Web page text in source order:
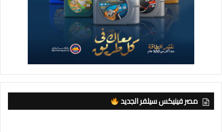
مؤتمرات جماهيرية لمساعدة تلك الأسر وتشجيعهم على العمل
والإنتاج من خلال توفير قروض بفوائد بسيطة لتنفيذ وحدات إنتاجية
وتسويقية صغيرة تسهم في رفع مستوى معيشتهم وتكون بمثابة نواة
لمشروعات تخدم الإقتصاد الوطني .
التنك في زمن قياسي ،وذلك إهداء من البنك الزراعي المصري لدعم
جهود المحافظة للمساعدة في شفط وتصريف مياه الأمطار أثناء
موسم النوات .
مصر فينيكس سيلفر الجديد